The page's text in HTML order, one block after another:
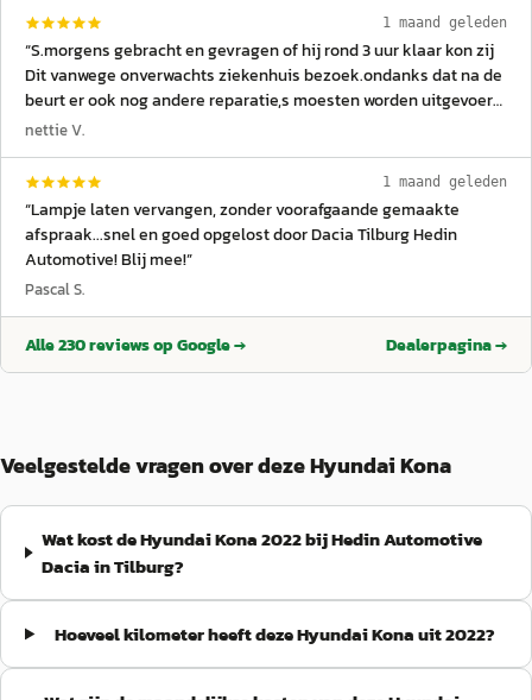
1 maand geleden
“S.morgens gebracht en gevragen of hij rond 3 uur klaar kon zij
Dit vanwege onverwachts ziekenhuis bezoek.ondanks dat na de
beurt er ook nog andere reparatie,s moesten worden uitgevoerd
vanwege de apk keuring Toch mooi op tijd gereed . Aan de
nettie V.
1 maand geleden
“Lampje laten vervangen, zonder voorafgaande gemaakte
afspraak...snel en goed opgelost door Dacia Tilburg Hedin
Automotive! Blij mee!”
Pascal S.
Alle230reviews op Google → Dealerpagina →
Veelgestelde vragen over deze Hyundai Kona
Wat kost de Hyundai Kona 2022 bij Hedin Automotive
Dacia in Tilburg?
Hoeveel kilometer heeft deze Hyundai Kona uit 2022?